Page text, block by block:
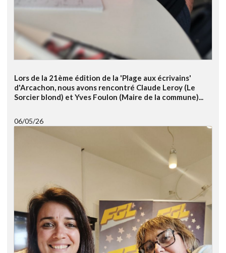
Lors de la 21ème édition de la 'Plage aux écrivains'
d'Arcachon, nous avons rencontré Claude Leroy (Le
Sorcier blond) et Yves Foulon (Maire de la commune)...
06/05/26